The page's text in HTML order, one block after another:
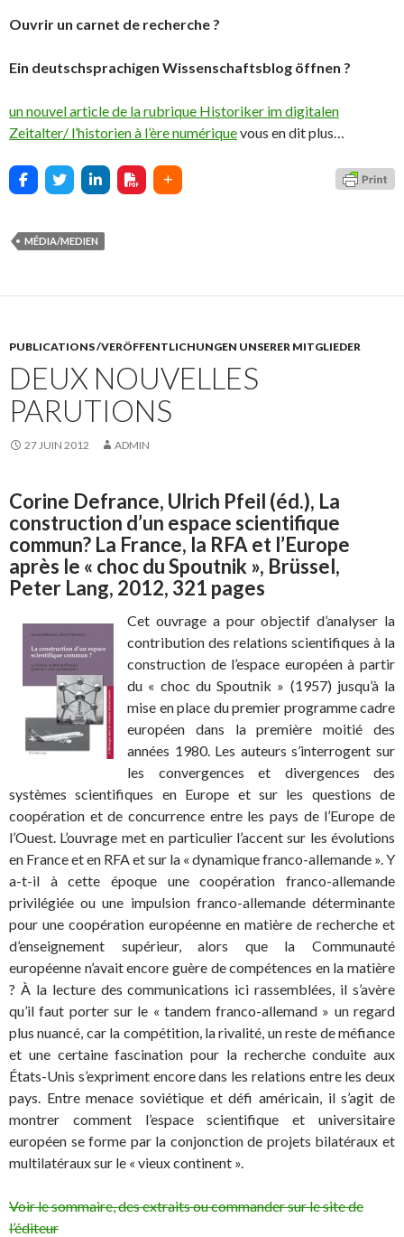
Ouvrir un carnet de recherche ?
Ein deutschsprachigen Wissenschaftsblog öffnen ?
un nouvel article de la rubrique Historiker im digitalen
Zeitalter/ l’historien à l’ère numériquevous en dit plus…
MÉDIA/MEDIEN
PUBLICATIONS /VERÖFFENTLICHUNGEN UNSERER MITGLIEDER
DEUX NOUVELLES
PARUTIONS
27 JUIN 2012 ADMIN
Corine Defrance, Ulrich Pfeil (éd.), La
construction d’un espace scientifique
commun? La France, la RFA et l’Europe
après le « choc du Spoutnik », Brüssel,
Peter Lang, 2012, 321 pages
Cet ouvrage a pour objectif d’analyser la
contribution des relations scientifiques à la
construction de l’espace européen à partir
du « choc du Spoutnik » (1957) jusqu’à la
mise en place du premier programme cadre
européen dans la première moitié des
années 1980. Les auteurs s’interrogent sur
les convergences et divergences des
systèmes scientifiques en Europe et sur les questions de
coopération et de concurrence entre les pays de l’Europe de
l’Ouest. L’ouvrage met en particulier l’accent sur les évolutions
en France et en RFA et sur la « dynamique franco-allemande ». Y
a-t-il à cette époque une coopération franco-allemande
privilégiée ou une impulsion franco-allemande déterminante
pour une coopération européenne en matière de recherche et
d’enseignement supérieur, alors que la Communauté
européenne n’avait encore guère de compétences en la matière
? À la lecture des communications ici rassemblées, il s’avère
qu’il faut porter sur le « tandem franco-allemand » un regard
plus nuancé, car la compétition, la rivalité, un reste de méfiance
et une certaine fascination pour la recherche conduite aux
États-Unis s’expriment encore dans les relations entre les deux
pays. Entre menace soviétique et défi américain, il s’agit de
montrer comment l’espace scientifique et universitaire
européen se forme par la conjonction de projets bilatéraux et
multilatéraux sur le « vieux continent ».
Voir le sommaire, des extraits ou commander sur le site de
l’éditeur